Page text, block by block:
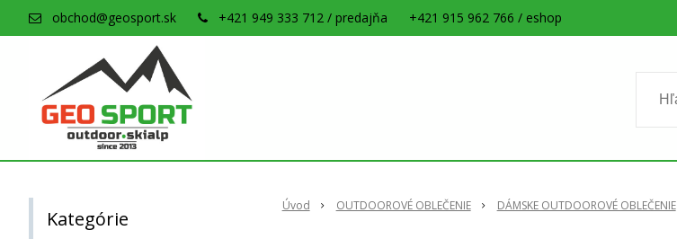
obchod@geosport.sk +421 949 333 712 / predajňa +421 915 962 766 / eshop
Úvod OUTDOOROVÉ OBLEČENIE DÁMSKE OUTDOOROVÉ OBLEČENIE
Kategórie